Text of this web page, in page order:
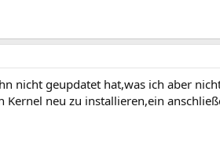
nicht geupdatet hat,was ich aber
neu zu installieren,ein